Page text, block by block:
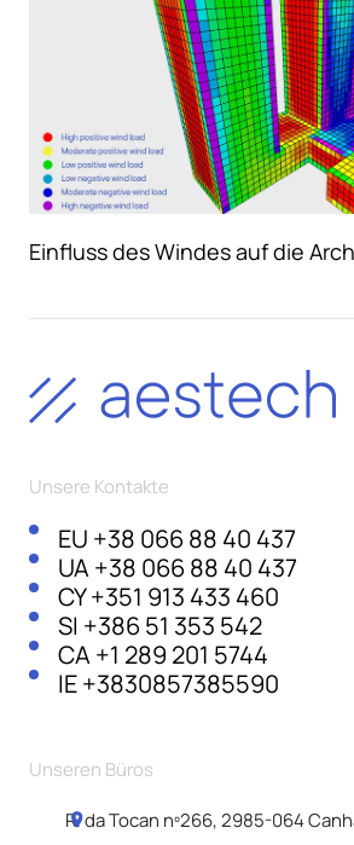
Einfluss des Windes auf die
Unsere Kontakte
EU +38 066 88 40 437
UA+38 066 88 40 437
CY+351 913 433 460
SI +386 51 353 542
CA+1 289 201 5744
IE+3830857385590
Unseren Büros
R. da Tocan nº266, 2985-064